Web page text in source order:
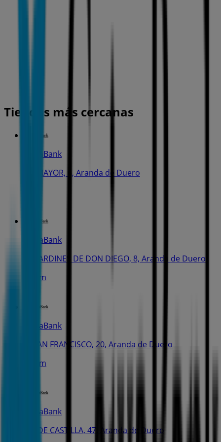
Tiendas más cercanas
CaixaBank
PL. MAYOR, 6, Aranda de Duero
CaixaBank
PL. JARDINES DE DON DIEGO, 8, Aranda de Duero
235 m
CaixaBank
C. SAN FRANCISCO, 20, Aranda de Duero
445 m
CaixaBank
AV. DE CASTILLA, 47, Aranda de Duero